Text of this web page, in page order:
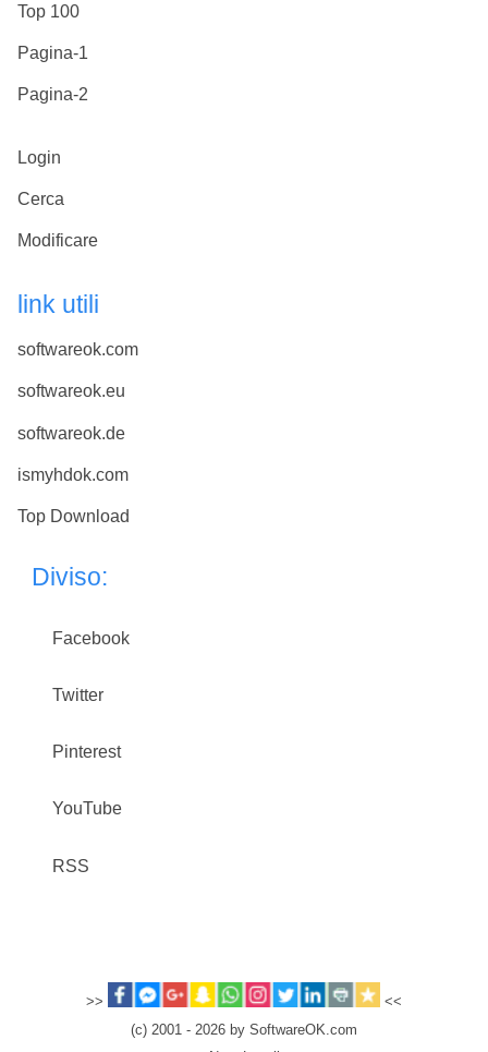
Top 100
Pagina-1
Pagina-2
Login
Cerca
Modificare
link utili
softwareok.com
softwareok.eu
softwareok.de
ismyhdok.com
Top Download
Diviso:
Facebook
Twitter
Pinterest
YouTube
RSS
>>
<<
(c) 2001 - 2026 by SoftwareOK.com